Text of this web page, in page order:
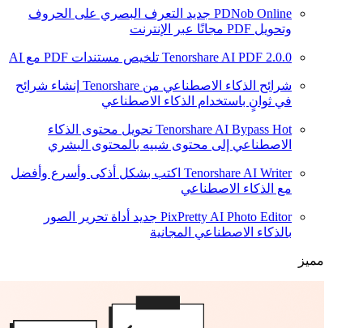
PDNob Online جديد التعرف البصري على الحروف
وتحويل PDF مجانًا عبر الإنترنت
Tenorshare AI PDF 2.0.0 تلخيص مستندات PDF مع AI
شرائح الذكاء الاصطناعي من Tenorshare
إنشاء شرائح
في ثوانٍ باستخدام الذكاء الاصطناعي
Tenorshare AI Bypass Hot
تحويل محتوى الذكاء
الاصطناعي إلى محتوى شبيه بالمحتوى البشري
Tenorshare AI Writer اكتب بشكل أذكى وأسرع وأفضل
مع الذكاء الاصطناعي
PixPretty AI Photo Editor جديد أداة تحرير الصور
بالذكاء الاصطناعي المجانية
مميز